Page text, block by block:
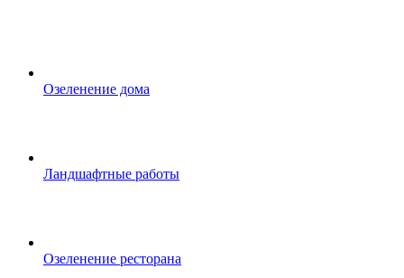
Озеленение дома
Ландшафтные работы
Озеленение ресторана